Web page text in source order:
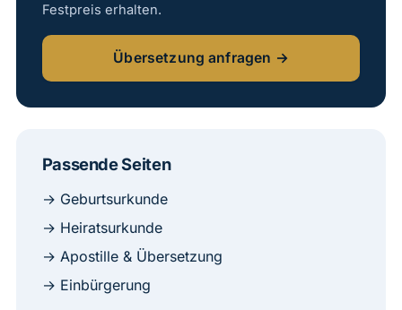
Festpreis erhalten.
Übersetzung anfragen →
Passende Seiten
→ Geburtsurkunde
→ Heiratsurkunde
→ Apostille & Übersetzung
→ Einbürgerung